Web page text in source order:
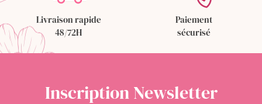
Livraison rapide
48/72H
Paiement
sécurisé
Inscription Newsletter